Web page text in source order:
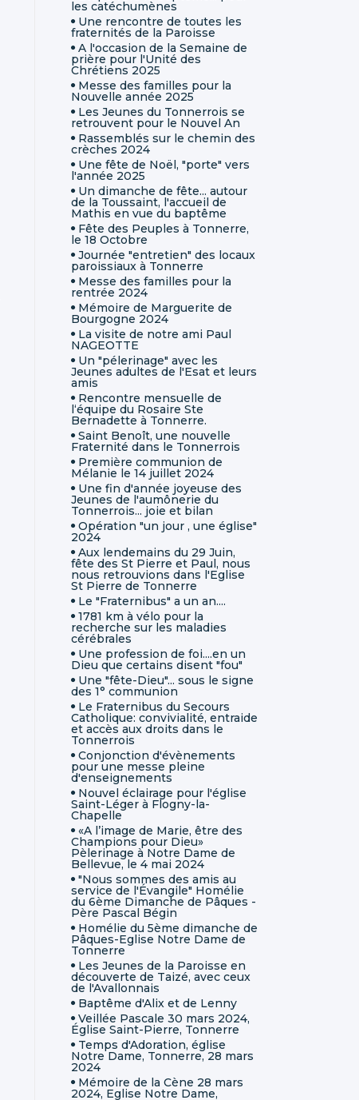
les catéchumènes
Une rencontre de toutes les
fraternités de la Paroisse
A l'occasion de la Semaine de
prière pour l'Unité des
Chrétiens 2025
Messe des familles pour la
Nouvelle année 2025
Les Jeunes du Tonnerrois se
retrouvent pour le Nouvel An
Rassemblés sur le chemin des
crèches 2024
Une fête de Noël, "porte" vers
l'année 2025
Un dimanche de fête... autour
de la Toussaint, l'accueil de
Mathis en vue du baptême
Fête des Peuples à Tonnerre,
le 18 Octobre
Journée "entretien" des locaux
paroissiaux à Tonnerre
Messe des familles pour la
rentrée 2024
Mémoire de Marguerite de
Bourgogne 2024
La visite de notre ami Paul
NAGEOTTE
Un "pélerinage" avec les
Jeunes adultes de l'Esat et leurs
amis
Rencontre mensuelle de
l‘équipe du Rosaire Ste
Bernadette à Tonnerre.
Saint Benoît, une nouvelle
Fraternité dans le Tonnerrois
Première communion de
Mélanie le 14 juillet 2024
Une fin d'année joyeuse des
Jeunes de l'aumônerie du
Tonnerrois... joie et bilan
Opération "un jour , une église"
2024
Aux lendemains du 29 Juin,
fête des St Pierre et Paul, nous
nous retrouvions dans l'Eglise
St Pierre de Tonnerre
Le "Fraternibus" a un an....
1781 km à vélo pour la
recherche sur les maladies
cérébrales
Une profession de foi....en un
Dieu que certains disent "fou"
Une "fête-Dieu"... sous le signe
des 1° communion
Le Fraternibus du Secours
Catholique: convivialité, entraide
et accès aux droits dans le
Tonnerrois
Conjonction d'évènements
pour une messe pleine
d'enseignements
Nouvel éclairage pour l'église
Saint-Léger à Flogny-la-
Chapelle
«A l’image de Marie, être des
Champions pour Dieu»
Pèlerinage à Notre Dame de
Bellevue, le 4 mai 2024
"Nous sommes des amis au
service de l'Évangile" Homélie
du 6ème Dimanche de Pâques -
Père Pascal Bégin
Homélie du 5ème dimanche de
Pâques-Eglise Notre Dame de
Tonnerre
Les Jeunes de la Paroisse en
découverte de Taizé, avec ceux
de l'Avallonnais
Baptême d'Alix et de Lenny
Veillée Pascale 30 mars 2024,
Église Saint-Pierre, Tonnerre
Temps d'Adoration, église
Notre Dame, Tonnerre, 28 mars
2024
Mémoire de la Cène 28 mars
2024, Eglise Notre Dame,